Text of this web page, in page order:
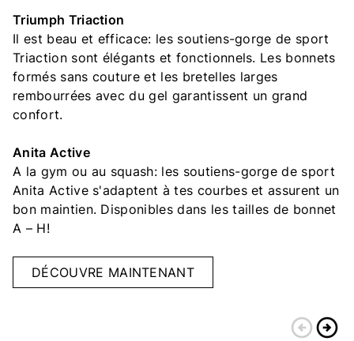
Triumph Triaction
Il est beau et efficace: les soutiens-gorge de sport
Triaction sont élégants et fonctionnels. Les bonnets
formés sans couture et les bretelles larges
rembourrées avec du gel garantissent un grand
confort.
Anita Active
A la gym ou au squash: les soutiens-gorge de sport
Anita Active s'adaptent à tes courbes et assurent un
bon maintien. Disponibles dans les tailles de bonnet
A – H!
DÉCOUVRE MAINTENANT
arrow_circle_leftarrow_circle_right